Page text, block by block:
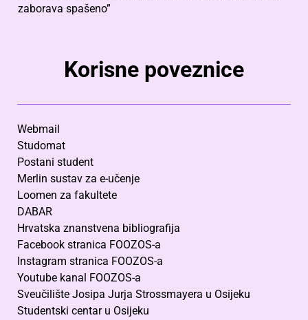
zaborava spašeno”
Korisne poveznice
Webmail
Studomat
Postani student
Merlin sustav za e-učenje
Loomen za fakultete
DABAR
Hrvatska znanstvena bibliografija
Facebook stranica FOOZOS-a
Instagram stranica FOOZOS-a
Youtube kanal FOOZOS-a
Sveučilište Josipa Jurja Strossmayera u Osijeku
Studentski centar u Osijeku